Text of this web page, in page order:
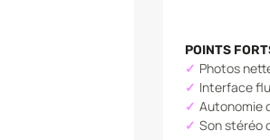
POINTS
Photos
Interface
Autonomie
Son stéréo